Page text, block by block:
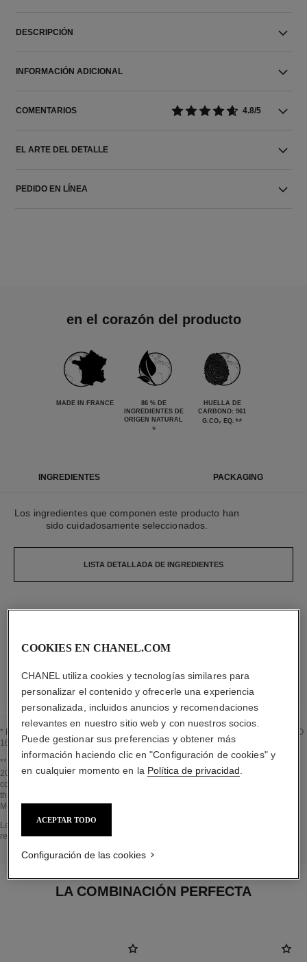
DESCRIPCIÓN
INFORMACIÓN ADICIONAL
COMENTARIOS 4.8/5
EL ARTE DEL DETALLE
PEDIDO EN LÍNEA
en el corazón del producto
MADE IN FRANCE
86 % DE
INGREDIENTES DE
ORIGEN NATURAL
*
HUELLA DE
CARBONO: 961
G.CO₂ EQ. **
INGREDIENTES PACKAGING
Los ingredientes que componen este producto han
sido cuidadosamente seleccionados.
LISTA DETALLADA DE INGREDIENTES
* Proporción de ingredientes y derivados naturales calculada según la norma ISO
16128
Volver al título↩
** Estimation calculated in April 2021 using the method published by the IPCC in
2013 and in compliance with ISO 14067. Scope of analysis: manufacture of
cosmetic ingredients and packaging components, production, distribution, use of
the product (if relevant to the product) and end of life of the packaging.
Methodology verified by Bureau Veritas.
Volver al título↩
La sección EN EL CORAZÓN DEL PRODUCTO se basa en la información
recopilada y validada en abril de 2021.
LA COMBINACIÓN PERFECTA
COOKIES EN CHANEL.COM
CHANEL utiliza cookies y tecnologías similares para
personalizar el contenido y ofrecerle una experiencia
personalizada, incluidos anuncios y recomendaciones
relevantes en nuestro sitio web y con nuestros socios.
Puede gestionar sus preferencias y obtener más
información haciendo clic en "Configuración de cookies" y
en cualquier momento en la Política de privacidad
ACEPTAR TODO
Configuración de las cookies